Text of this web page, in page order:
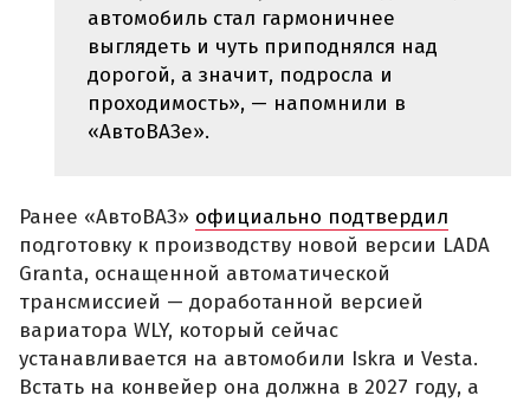
автомобиль стал гармоничнее
выглядеть и чуть приподнялся над
дорогой, а значит, подросла и
проходимость», — напомнили в
«АвтоВАЗе».
Ранее «АвтоВАЗ» официально подтвердил
подготовку к производству новой версии LADA
Granta, оснащенной автоматической
трансмиссией — доработанной версией
вариатора WLY, который сейчас
устанавливается на автомобили Iskra и Vesta.
Встать на конвейер она должна в 2027 году, а